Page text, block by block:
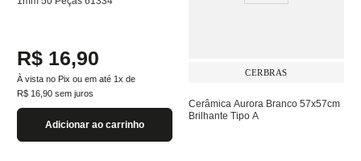
R$ 16,90
À vista no Pix ou em até 1 x de
R$ 16 90 sem juros
Adicionar ao carrinho
CERBRAS
Cerâmica Aurora Branco 57x57cm
Brilhante Tipo A